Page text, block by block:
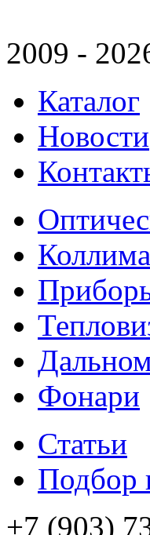
2009 -
Каталог
Новости
Фонари
Статьи
Подбор
+7 (903)